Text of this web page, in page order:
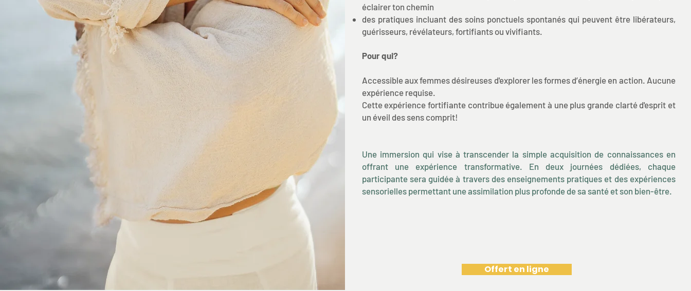
éclairer ton chemin
des pratiques incluant des soins ponctuels spontanés qui peuvent être libérateurs,
guérisseurs, révélateurs, fortifiants ou vivifiants.
Pour qui?
Accessible aux femmes désireuses d'explorer les formes d’énergie en action. Aucune
expérience requise.
Cette expérience fortifiante contribue également à une plus grande clarté d'esprit et
un éveil des sens comprit!
Une immersion qui vise à transcender la simple acquisition de connaissances en
offrant une expérience transformative. En deux journées dédiées, chaque
participante sera guidée à travers des enseignements pratiques et des expériences
sensorielles permettant une assimilation plus profonde de sa santé et son bien-être.
Offert en ligne